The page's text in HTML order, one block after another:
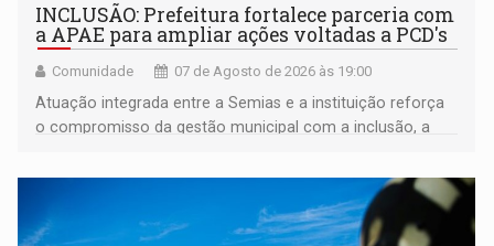
INCLUSÃO: Prefeitura fortalece parceria com
a APAE para ampliar ações voltadas a PCD's
Comunidade 07 de Agosto de 2026 às 19:00
Atuação integrada entre a Semias e a instituição reforça
o compromisso da gestão municipal com a inclusão, a